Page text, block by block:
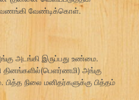
வணங்கி வேண்டிக்கொள்.
அடங்கி இருப்பது உண்மை.
தினங்களில்(பெளர்ணமி) அங்கு
நிலை மனிதர்களுக்கு பித்தம்